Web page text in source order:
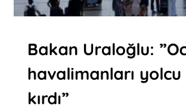
Bakan Uraloğlu:
havalimanları
kırdı”